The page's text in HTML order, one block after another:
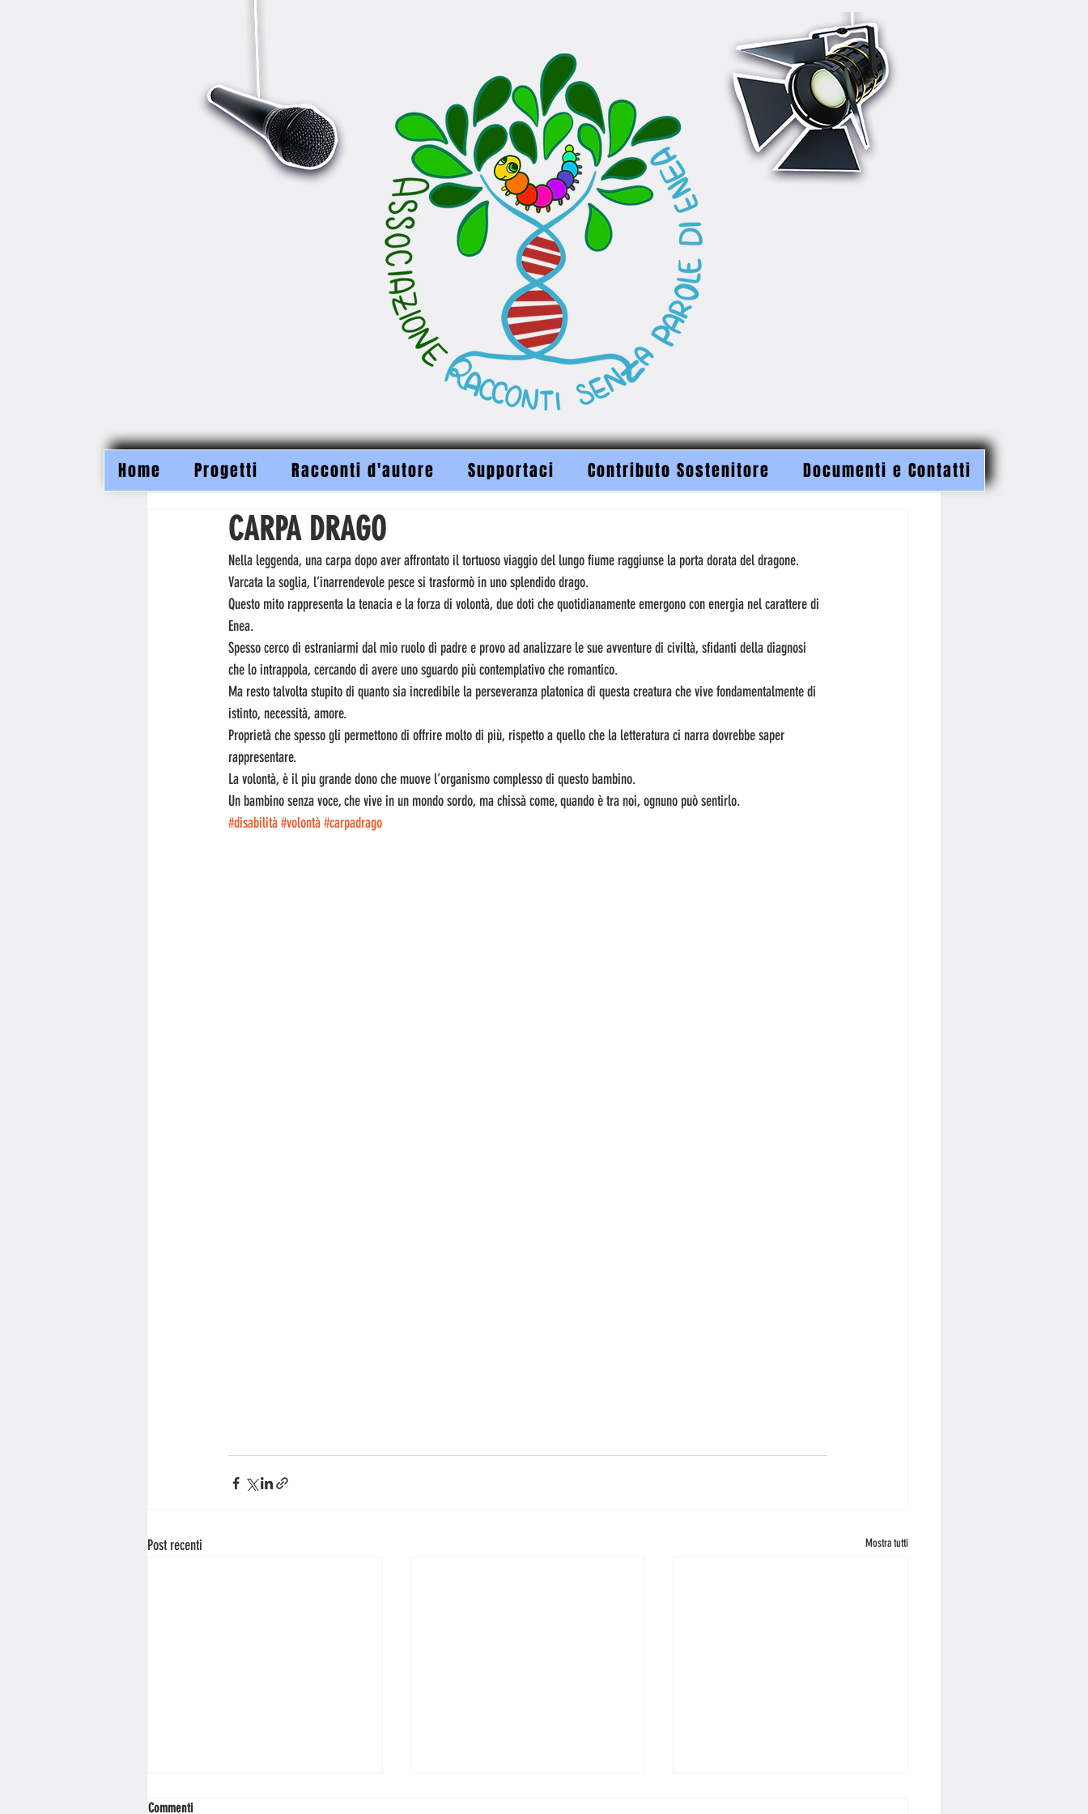
Home Progetti Racconti d'autore Supportaci Contributo Sostenitore Documenti e Contatti
CARPA DRAGO
Nella leggenda, una carpa dopo aver affrontato il tortuoso viaggio del lungo fiume raggiunse la porta dorata del dragone.
Varcata la soglia, l’inarrendevole pesce si trasformò in uno splendido drago.
Questo mito rappresenta la tenacia e la forza di volontà, due doti che quotidianamente emergono con energia nel carattere di
Enea.
Spesso cerco di estraniarmi dal mio ruolo di padre e provo ad analizzare le sue avventure di civiltà, sfidanti della diagnosi
che lo intrappola, cercando di avere uno sguardo più contemplativo che romantico.
Ma resto talvolta stupito di quanto sia incredibile la perseveranza platonica di questa creatura che vive fondamentalmente di
istinto, necessità, amore.
Proprietà che spesso gli permettono di offrire molto di più, rispetto a quello che la letteratura ci narra dovrebbe saper
rappresentare.
La volontà, è il piu grande dono che muove l’organismo complesso di questo bambino.
Un bambino senza voce, che vive in un mondo sordo, ma chissà come, quando è tra noi, ognuno può sentirlo.
#disabilità#volontà#carpadrago
Post recenti Mostra tutti
Commenti